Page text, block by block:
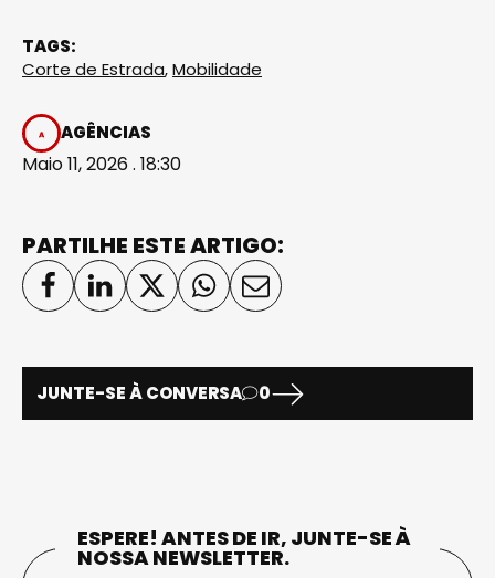
TAGS:
Corte de Estrada,Mobilidade
AGÊNCIAS
Maio 11, 2026 . 18:30
PARTILHE ESTE ARTIGO:
JUNTE-SE À CONVERSA 0
ESPERE! ANTES DE IR, JUNTE-SE À
NOSSA NEWSLETTER.